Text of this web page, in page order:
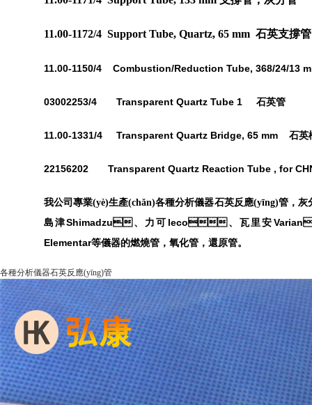
11.00-1172/4 Support Tube, Quartz, 65 mm 石英支撐管
11.00-1150/4 Combustion/Reduction Tube, 368/24/13
03002253/4 Transparent Quartz Tube 1 石英管
11.00-1331/4 Transparent Quartz Bridge, 65 mm 石英
22156202 Transparent Quartz Reaction Tube , for
我公司專業(yè)生產(chǎn)各種分析儀器石英反應(yīng)管，灰
島津Shimadzu、力可 leco、瓦里安 Varian
Elementar等儀器的燃燒管，氧化管，還原管。
各種分析儀器石英反應(yīng)管